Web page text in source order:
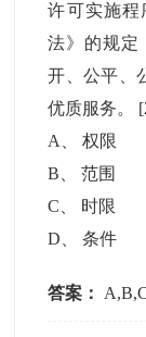
许可实施程
法》的规
开、公平、
优质服务。
A
、权限
B 、范围
C
时限
D 、条件
答案：